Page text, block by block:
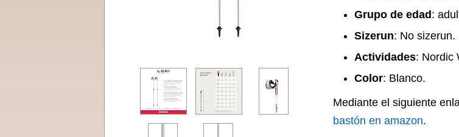
Grupo de edad :
Sizerun: No sizerun.
Actividades: Nordic
Color: Blanco.
Mediante el siguiente
bastón en amazon.